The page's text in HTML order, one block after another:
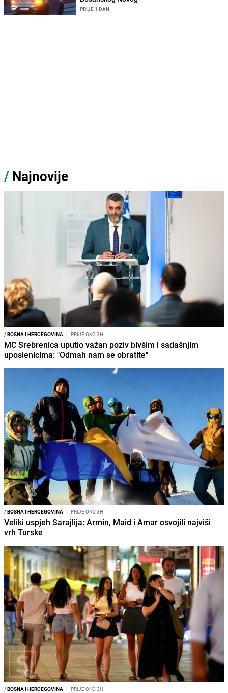
PRIJE 1 DAN
/ Najnovije
/BOSNA I HERCEGOVINA I PRIJE OKO 3H
MC Srebrenica uputio važan poziv bivšim i sadašnjim
uposlenicima: "Odmah nam se obratite"
/BOSNA I HERCEGOVINA I PRIJE OKO 3H
Veliki uspjeh Sarajlija: Armin, Maid i Amar osvojili najviši
vrh Turske
/BOSNA I HERCEGOVINA I PRIJE OKO 3H